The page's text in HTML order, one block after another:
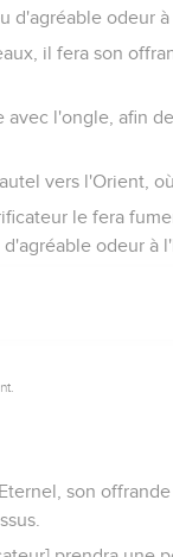
d'agréable odeur à
il fera son
l'ongle, afin
vers l'Orient,
le fera
odeur à
son